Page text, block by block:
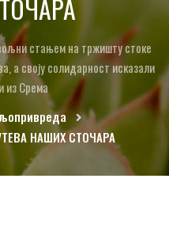
ста­њем на тр­жи­шту сто­ке
а сво­ју со­ли­дар­ност ис­ка­за­ли
из Сре­ма
НА­ШИХ СТО­ЧА­РА